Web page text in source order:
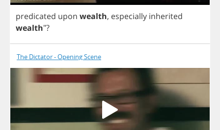
predicated upon wealth, especially inherited
wealth"?
The Dictator - Opening Scene